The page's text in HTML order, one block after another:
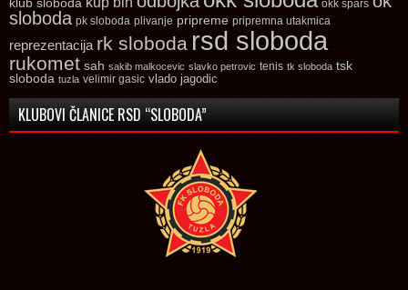
okk spars
sloboda pk sloboda plivanje pripreme pripremna utakmica
reprezentacija rk sloboda rsd sloboda
rukomet sah sakib malkocevic slavko petrovic tenis tk sloboda tsk
sloboda tuzla velimir gasic vlado jagodic
KLUBOVI ČLANICE RSD “SLOBODA”